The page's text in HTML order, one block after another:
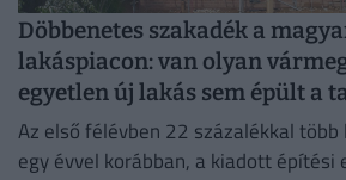
Döbbenetes szakadék a
lakáspiacon: van olyan
egyetlen új lakás sem épült a
Az első félévben 22 százalékkal
egy évvel korábban, a kiadott építési